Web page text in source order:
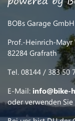
BOBs Garage
Prof.-Heinrich-Mayr
82284 Grafrath
Tel. 08144 / 383 50
E-Mail: info@bike-
oder verwenden Sie